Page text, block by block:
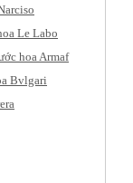
Le Labo
hoa Armaf
Bvlgari